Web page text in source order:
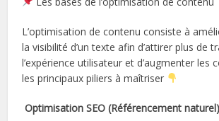
L’optimisation de contenu consiste à
la visibilité d’un texte afin d’attirer plus de
l’expérience utilisateur et d’augmenter les
les principaux piliers à maîtriser
Optimisation SEO (Référencement naturel)